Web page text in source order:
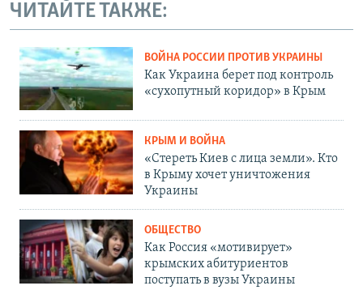
ЧИТАЙТЕ ТАКЖЕ:
ВОЙНА РОССИИ ПРОТИВ УКРАИНЫ
Как Украина берет под контроль
«сухопутный коридор» в Крым
КРЫМ И ВОЙНА
«Стереть Киев с лица земли». Кто
в Крыму хочет уничтожения
Украины
ОБЩЕСТВО
Как Россия «мотивирует»
крымских абитуриентов
поступать в вузы Украины